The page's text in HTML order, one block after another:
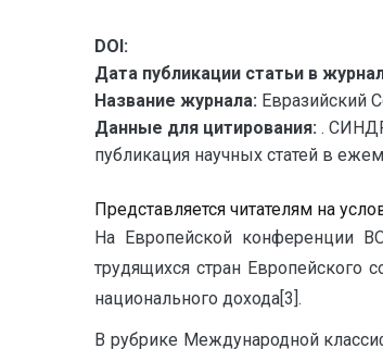
DOI:
Дата публикации статьи в
Название журнала: Евразийский
Данные для цитирования: .
публикация научных статей в
Представляется читателям на
На Европейской конференции
трудящихся стран Европейского
национального дохода[3].
В рубрике Международной